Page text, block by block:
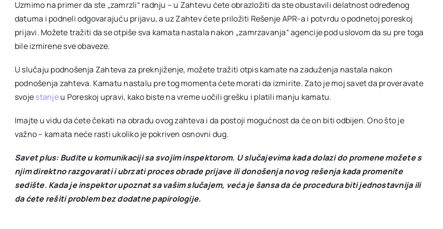
Uzmimo na primer da ste „zamrzli“ radnju – u Zahtevu ćete obrazložiti da ste obustavili delatnost određenog
datuma i podneli odgovarajuću prijavu, a uz Zahtev ćete priložiti Rešenje APR-a i potvrdu o podnetoj poreskoj
prijavi. Možete tražiti da se otpiše sva kamata nastala nakon „zamrzavanja“ agencije pod uslovom da su pre toga
bile izmirene sve obaveze.
U slučaju podnošenja Zahteva za preknjiženje, možete tražiti otpis kamate na zaduženja nastala nakon
podnošenja zahteva. Kamatu nastalu pre tog momenta ćete morati da izmirite. Zato je moj savet da proveravate
svojestanjeu Poreskoj upravi, kako biste na vreme uočili grešku i platili manju kamatu.
Imajte u vidu da ćete čekati na obradu ovog zahteva i da postoji mogućnost da će on biti odbijen. Ono što je
važno – kamata neće rasti ukoliko je pokriven osnovni dug.
Savet plus: Budite u komunikaciji sa svojim inspektorom. U slučajevima kada dolazi do promene možete s
njim direktno razgovarati i ubrzati proces obrade prijave ili donošenja novog rešenja kada promenite
sedište. Kada je inspektor upoznat sa vašim slučajem, veća je šansa da će procedura biti jednostavnija ili
da ćete rešiti problem bez dodatne papirologije.